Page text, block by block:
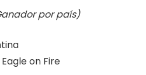
por país)
on Fire